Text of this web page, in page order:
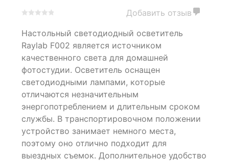
out
based
on
customer
ratings
Добавить отзыв
Настольный светодиодный осветитель
Raylab F002 является источником
качественного света для домашней
фотостудии. Осветитель оснащен
светодиодными лампами, которые
отличаются незначительным
энергопотреблением и длительным сроком
службы. В транспортировочном положении
устройство занимает немного места,
поэтому оно отлично подходит для
выездных съемок. Дополнительное удобство